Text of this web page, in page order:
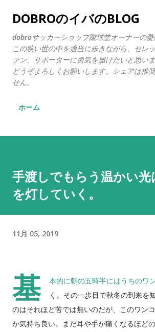
スキップしてメイン コンテンツ
DOBROのイバのBLOG
dobroサッカーショップ蹴球堂オーナーの憂
この狭い世の中を適当に歩きながら、セレ
ァン、サポーターに勇気を届けたいと思いま
どうぞよろしくお願いします。シェアは推
せん。
ホーム
手渡しでもらう温かい光
を灯していく。
11月 05, 2019
基
本的に朝の五時半にはうちのワ
く。その一歩目で秋冬の到来を
のはそれほど苦では無いのだが、このワン
か気持ち良い。まだ耳や手が痛くなるほど